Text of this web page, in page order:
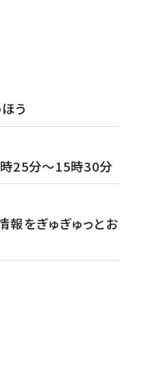
う
25分～15時30分
報をぎゅぎゅっとお